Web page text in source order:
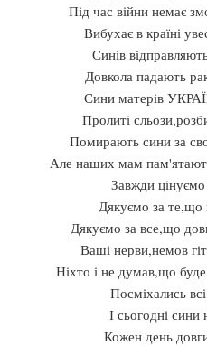
Під час війни немає
Вибухає в країні
Синів
Довкола падають
Сини матерів
Пролиті
Помирають сини за
Але наших мам
Завжди
Дякуємо за те,що
Дякуємо за все,що
Ваші нерви,немов
Ніхто і не думав,що
Посміхались всі
І сьогодні сини
Кожен день